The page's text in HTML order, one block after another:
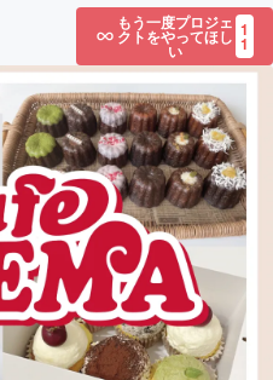
もう一度プロジェ
クトをやってほし
い
1
1